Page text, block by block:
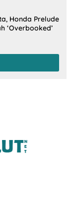
Honda Prelude
‘Overbooked’